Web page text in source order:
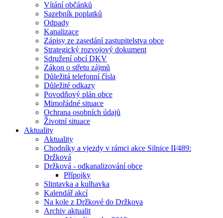
Vítání občánků
Sazebník poplatků
Odpady
Kanalizace
Zápisy ze zasedání zastupitelstva obce
Strategický rozvojový dokument
Sdružení obcí DKV
Zákon o střetu zájmů
Důležitá telefonní čísla
Důležité odkazy
Povodňový plán obce
Mimořádné situace
Ochrana osobních údajů
Životní situace
Aktuality
Aktuality
Chodníky a vjezdy v rámci akce Silnice II⁄489:
Držková
Držková - odkanalizování obce
Přípojky
Slintavka a kulhavka
Kalendář akcí
Na kole z Držkové do Držkova
Archiv aktualit